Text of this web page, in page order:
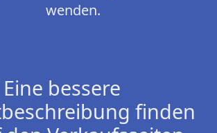
wenden.
Eine bessere
finden